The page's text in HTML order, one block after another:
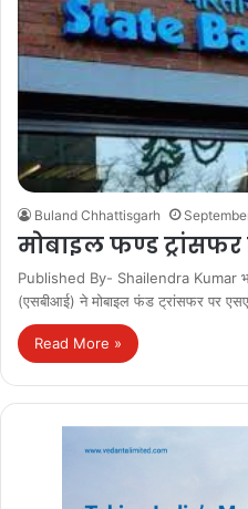
Buland Chhattisgarh
मोबाइल फण्ड
Published By- Shailendra Kumar
(एसबीआई) ने मोबाइल फंड ट्रांसफर पर
Read More »